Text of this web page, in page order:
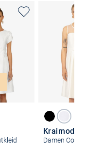
Kraimod
Damen